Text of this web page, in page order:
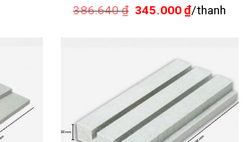
386.640₫ Giá
345.000₫Giá
hiện
/thanh